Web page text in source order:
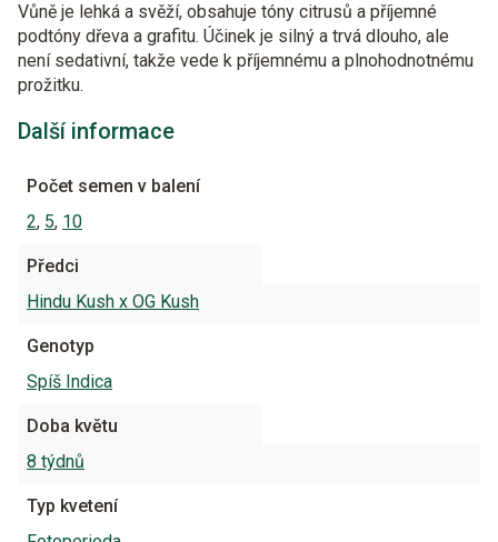
Vůně je lehká a svěží, obsahuje tóny citrusů a příjemné
podtóny dřeva a grafitu. Účinek je silný a trvá dlouho, ale
není sedativní, takže vede k příjemnému a plnohodnotnému
prožitku.
Další informace
Počet semen v balení
2, 5, 10
Předci
Hindu Kush x OG Kush
Genotyp
Spíš Indica
Doba květu
8 týdnů
Typ kvetení